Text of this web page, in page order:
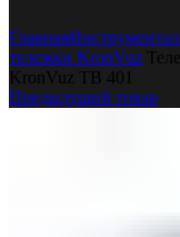
Главная
тележки KronVuz
KronVuz TB 401
Предыдущий товар